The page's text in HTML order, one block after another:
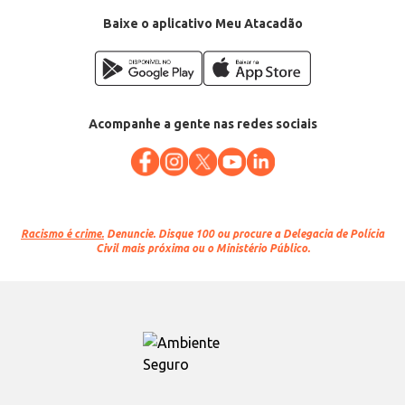
Baixe o aplicativo Meu Atacadão
Acompanhe a gente nas redes sociais
Racismo é crime. Denuncie. Disque 100 ou procure a Delegacia de Polícia
Civil mais próxima ou o Ministério Público.